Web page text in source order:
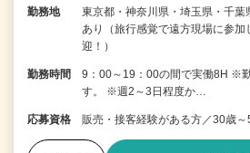
勤務地
東京都・神奈川県・埼玉県・千
あり（旅行感覚で遠方現場に参加
迎！）
勤務時間
9：00～19：00の間で実働8H ※
す。 ※週2～3日程度か…
応募資格 販売・接客経験がある方／30歳